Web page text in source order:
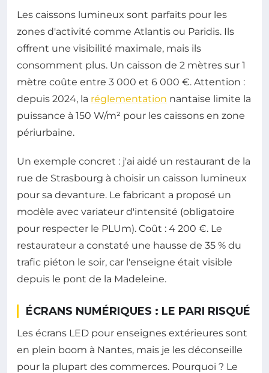
Les caissons lumineux sont parfaits pour les
zones d'activité comme Atlantis ou Paridis. Ils
offrent une visibilité maximale, mais ils
consomment plus. Un caisson de 2 mètres sur 1
mètre coûte entre 3 000 et 6 000 €. Attention :
depuis 2024, la réglementation nantaise limite la
puissance à 150 W/m² pour les caissons en zone
périurbaine.
Un exemple concret : j'ai aidé un restaurant de la
rue de Strasbourg à choisir un caisson lumineux
pour sa devanture. Le fabricant a proposé un
modèle avec variateur d'intensité (obligatoire
pour respecter le PLUm). Coût : 4 200 €. Le
restaurateur a constaté une hausse de 35 % du
trafic piéton le soir, car l'enseigne était visible
depuis le pont de la Madeleine.
ÉCRANS NUMÉRIQUES : LE PARI RISQUÉ
Les écrans LED pour enseignes extérieures sont
en plein boom à Nantes, mais je les déconseille
pour la plupart des commerces. Pourquoi ? Le